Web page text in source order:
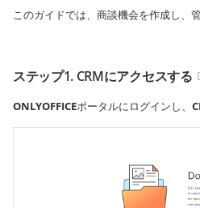
このガイドでは、商談機会を作成し、
ステップ1. CRMにアクセスする
ONLYOFFICEポータルにログインし、